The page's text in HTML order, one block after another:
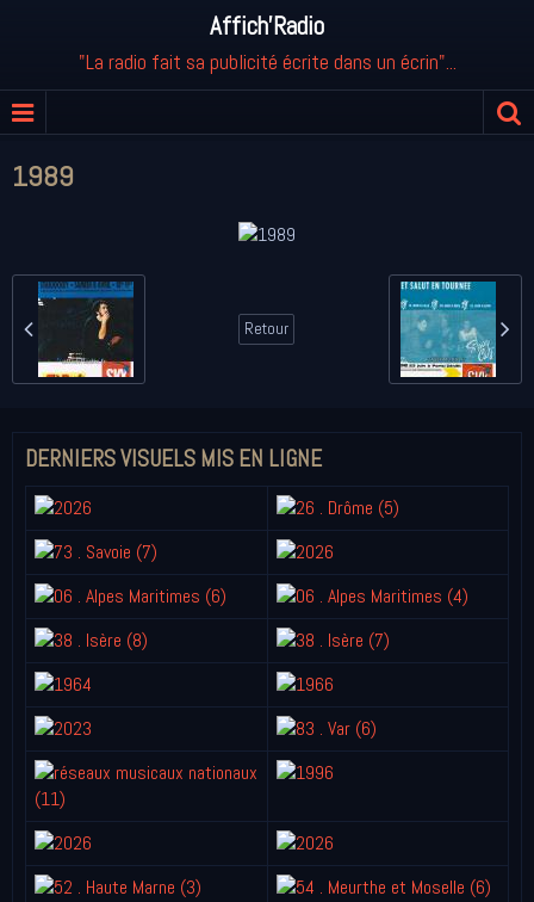
Affich'Radio
"La radio fait sa publicité écrite dans un écrin"...
1989
Retour
DERNIERS VISUELS MIS EN LIGNE